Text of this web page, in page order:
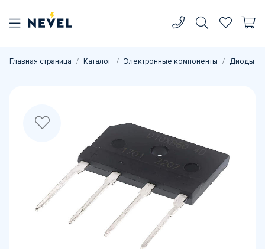
Главная страница Каталог Электронные компоненты Диоды